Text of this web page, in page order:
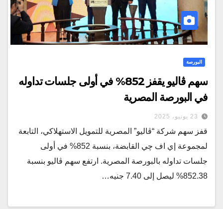
البورصة
سهم ڤاليو يقفز 852% في أولى جلسات تداوله
في البورصة المصرية
23 يونيو، 2025
قفز سهم شركة “ڤاليو” المصرية للتمويل الاستهلاكي، التابعة
لمجموعة إي اف چي القابضة، بنسبة 852% في أولى
جلسات تداوله بالبورصة المصرية. ارتفع سهم ڤاليو بنسبة
852.38% ليصل إلى 7.40 جنيه…